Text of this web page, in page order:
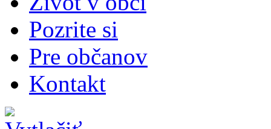
Pozrite si
Pre občanov
Kontakt